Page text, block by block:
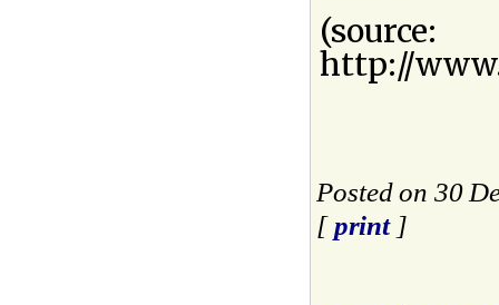
(source:
http://
Posted on 30
[print]